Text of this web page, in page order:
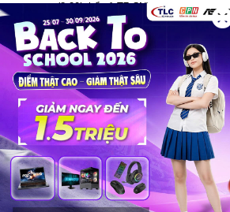
We
(8-20h kể cả T7,CN)
Hướng dẫn mua hàng
Câu hỏi thường gặp
Lịch sử mua hàng
Hóa đơn điện tử
Vận chuyển và giao nhận
Hướng dẫn trả góp
Chính sách bảo hành, đổi trả
© 2026. Công ty Cổ phần Vận tải và